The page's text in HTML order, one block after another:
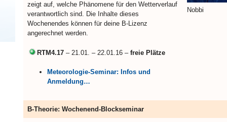
zeigt auf, welche Phänomene für den Wetterverlauf
verantwortlich sind. Die Inhalte dieses
Wochenendes können für deine B-Lizenz
angerechnet werden.
RTM4.17 – 21.01. – 22.01.16 –freie Plätze
Meteorologie-Seminar: Infos und
Anmeldung…
Nobbi
B-Theorie: Wochenend-Blockseminar